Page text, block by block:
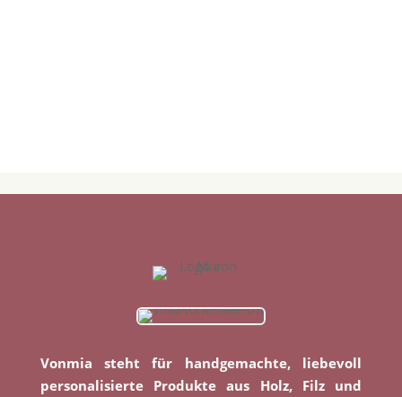
Vonmia steht für handgemachte, liebevoll
personalisierte Produkte aus Holz, Filz und